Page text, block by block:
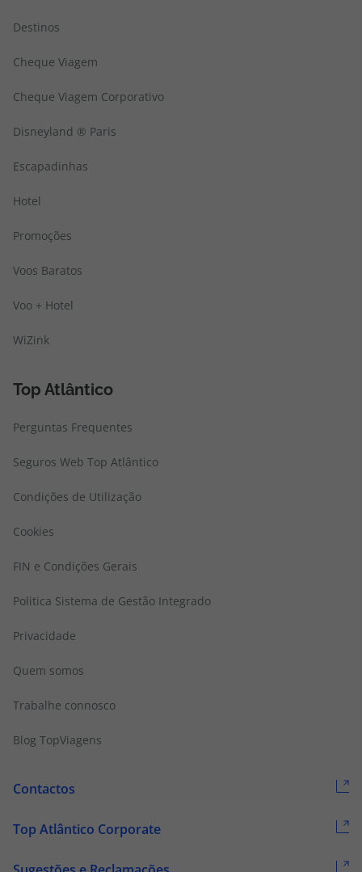
Destinos
Cheque Viagem
Cheque Viagem Corporativo
Disneyland ® Paris
Escapadinhas
Hotel
Promoções
Voos Baratos
Voo + Hotel
WiZink
Top Atlântico
Perguntas Frequentes
Seguros Web Top Atlântico
Condições de Utilização
Cookies
FIN e Condições Gerais
Politica Sistema de Gestão Integrado
Privacidade
Quem somos
Trabalhe connosco
Blog TopViagens
Contactos
Top Atlântico Corporate